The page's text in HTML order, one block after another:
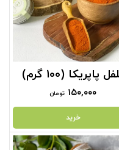
پاپریکا (100 گرم)
۱۵۰,۰۰۰ تومان
خرید